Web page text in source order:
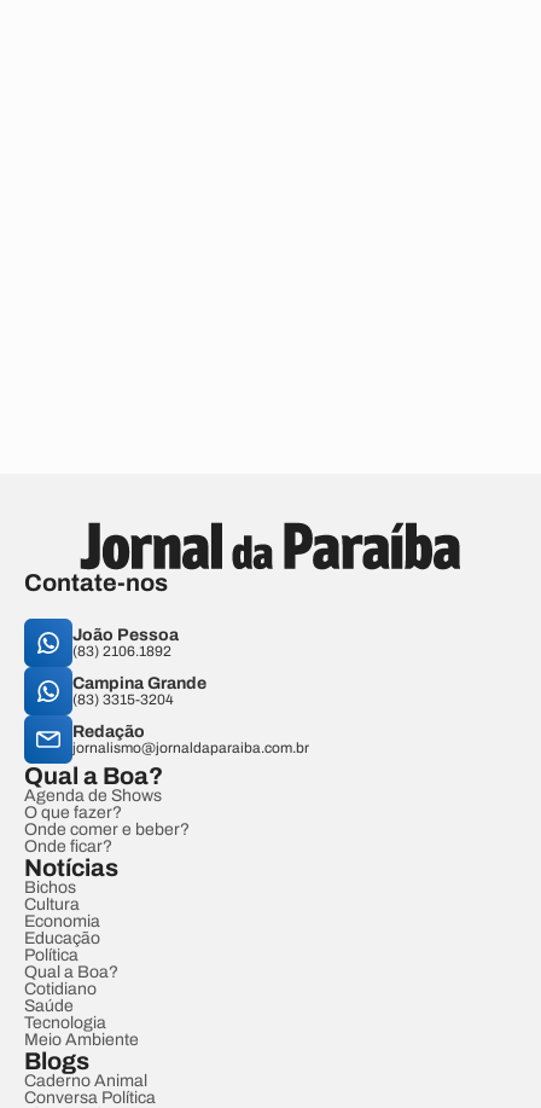
Contate-nos
João Pessoa
(83) 2106.1892
Campina Grande
(83) 3315-3204
Redação
jornalismo@jornaldaparaiba.com.br
Qual a Boa?
Agenda de Shows
O que fazer?
Onde comer e beber?
Onde ficar?
Notícias
Bichos
Cultura
Economia
Educação
Política
Qual a Boa?
Cotidiano
Saúde
Tecnologia
Meio Ambiente
Blogs
Caderno Animal
Conversa Política